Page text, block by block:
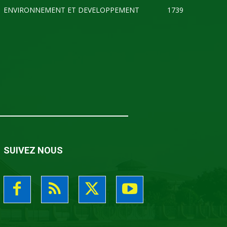
ENVIRONNEMENT ET DEVELOPPEMENT 1739
SUIVEZ NOUS